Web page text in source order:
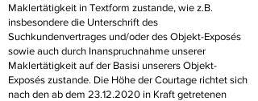
Maklertätigkeit in Textform zustande, wie z.B.
insbesondere die Unterschrift des
Suchkundenvertrages und/oder des Objekt-Exposés
sowie auch durch Inanspruchnahme unserer
Maklertätigkeit auf der Basisi unserers Objekt-
Exposés zustande. Die Höhe der Courtage richtet sich
nach den ab dem 23.12.2020 in Kraft getretenen